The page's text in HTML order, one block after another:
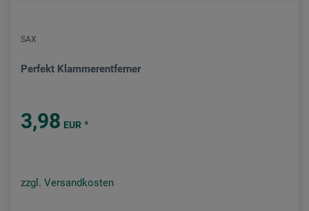
SAX
Perfekt Klammerentferner
3,98 EUR *
zzgl. Versandkosten